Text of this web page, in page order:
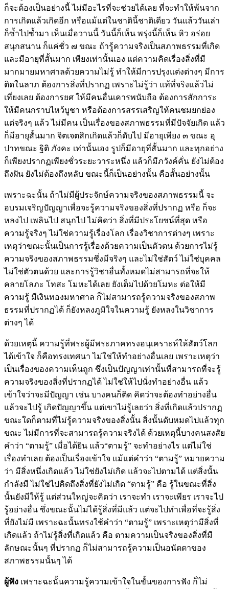
ก็จะต้องเป็นอย่างนี้ ไม่มีอะไรที่จะช่วยได้เลย ที่จะทำให้พ้นจาก
การเกิดแล้วเกิดอีก หรือแม้แต่ในชาตินี้ชาติเดียว วันแล้ววันเล่า
ก็ซ้ำไปซ้ำมา เห็นเมื่อวานนี้ วันนี้ก็เห็น พรุ่งนี้ก็เห็น หิว อร่อย
สนุกสนาน ก็แค่ชั่ว ๗ ขณะ ถ้ารู้ความจริงเป็นสภาพธรรมที่เกิด
และมีอายุที่สั้นมาก เพียงเท่านั้นเอง แต่ความคิดเรื่องสิ่งที่มี
มากมายมหาศาลด้วยความไม่รู้ ทำให้มีการปรุงแต่งต่างๆ มีการ
ติดในลาภ ต้องการสิ่งที่ปรากฏ เพราะไม่รู้ว่า แท้ที่จริงแล้วไม่
เที่ยงเลย ต้องการยศ ให้มีคนอื่นเคารพนับถือ ต้องการสักการะ
ให้มีคนกราบไหว้บูชา หรือต้องการสรรเสริญให้คนชมยกย่อง
แต่จริงๆ แล้ว ไม่มีคน เป็นเรื่องของสภาพธรรมที่มีปัจจัยเกิด แล้ว
ก็มีอายุสั้นมาก จิตเจตสิกเกิดแล้วก็ดับไป มีอายุเพียง ๓ ขณะ อุ
ปาทขณะ ฐิติ ภังคะ เท่านั้นเอง รูปก็มีอายุที่สั้นมาก และทุกอย่าง
ก็เพียงปรากฏเพียงชั่วระยะวาระหนึ่ง แล้วก็มีภวังค์คั่น ยังไม่ต้อง
ถึงฝัน ยังไม่ต้องถึงหลับ ขณะนี้ก็เป็นอย่างนั้น คือสั้นอย่างนั้น
เพราะฉะนั้น ถ้าไม่มีผู้ประจักษ์ความจริงของสภาพธรรมนี้ จะ
อบรมเจริญปัญญาเพื่อจะรู้ความจริงของสิ่งที่ปรากฏ หรือ ก็จะ
หลงไป เพลินไป สนุกไป ไม่คิดว่า สิ่งที่มีประโยชน์ที่สุด หรือ
ความรู้จริงๆ ไม่ใช่ความรู้เรื่องโลก เรื่องวิชาการต่างๆ เพราะ
เหตุว่าขณะนั้นเป็นการรู้เรื่องด้วยความเป็นตัวตน ด้วยการไม่รู้
ความจริงของสภาพธรรมซึ่งมีจริงๆ และไม่ใช่สัตว์ ไม่ใช่บุคคล
ไม่ใช่ตัวตนด้วย และการรู้วิชาอื่นทั้งหมดไม่สามารถที่จะให้
คลายโลภะ โทสะ โมหะได้เลย ยังเต็มไปด้วยโมหะ ต่อให้มี
ความรู้ มีเงินทองมหาศาล ก็ไม่สามารถรู้ความจริงของสภาพ
ธรรมที่ปรากฏได้ ก็ยังหลงภูมิใจในความรู้ ยังหลงในวิชาการ
ต่างๆ ได้
ด้วยเหตุนี้ ความรู้ที่พระผู้มีพระภาคทรงอนุเคราะห์ให้สัตว์โลก
ได้เข้าใจ ก็คือทรงเทศนา ไม่ใช่ให้ทำอย่างอื่นเลย เพราะเหตุว่า
เป็นเรื่องของความเห็นถูก ซึ่งเป็นปัญญาเท่านั้นที่สามารถที่จะรู้
ความจริงของสิ่งที่ปรากฏได้ ไม่ใช่ให้ไปนั่งทำอย่างอื่น แล้ว
เข้าใจว่าจะมีปัญญา เช่น บางคนก็ติด คิดว่าจะต้องทำอย่างอื่น
แล้วจะไปรู้ เกิดปัญญาขึ้น แต่เขาไม่รู้เลยว่า สิ่งที่เกิดแล้วปรากฏ
ขณะใดก็ตามที่ไม่รู้ความจริงของสิ่งนั้น สิ่งนั้นดับหมดไปแล้วทุก
ขณะ ไม่มีการที่จะสามารถรู้ความจริงได้ ด้วยเหตุนี้บางคนสงสัย
คำว่า “ตามรู้” เมื่อได้ยิน แล้ว“ตามรู้” จะทำอย่างไร แต่ไม่ใช่
เรื่องทำเลย ต้องเป็นเรื่องเข้าใจ แม้แต่คำว่า “ตามรู้” หมายความ
ว่า มีสิ่งหนึ่งเกิดแล้ว ไม่ใช่ยังไม่เกิด แล้วจะไปตามได้ แต่สิ่งนั้น
กำลังมี ไม่ใช่ไปคิดถึงสิ่งที่ยังไม่เกิด “ตามรู้” คือ รู้ในขณะที่สิ่ง
นั้นยังมีให้รู้ แต่ส่วนใหญ่จะคิดว่า เราจะทำ เราจะเพียร เราจะไป
รู้อย่างอื่น ซึ่งขณะนั้นไม่ได้รู้สิ่งที่มีแล้ว แต่จะไปทำเพื่อที่จะรู้สิ่ง
ที่ยังไม่มี เพราะฉะนั้นทรงใช้คำว่า “ตามรู้” เพราะเหตุว่ามีสิ่งที่
เกิดแล้ว ถ้าไม่รู้สิ่งที่เกิดแล้ว คือ ตามความเป็นจริงของสิ่งที่มี
ลักษณะนั้นๆ ที่ปรากฏ ก็ไม่สามารถรู้ความเป็นอนัตตาของ
สภาพธรรมนั้นๆ ได้
ผู้ฟัง เพราะฉะนั้นความรู้ความเข้าใจในขั้นของการฟัง ก็ไม่